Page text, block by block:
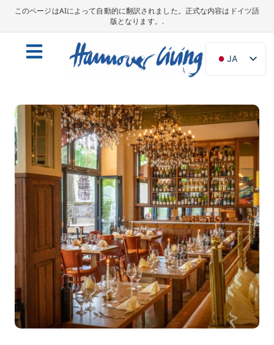
このページはAIによって自動的に翻訳されました。正式な内容はドイツ語
版となります。.
JA
DE
NL
PL
ES
IT
DA
SV
FR
PT
TR
RU
FI